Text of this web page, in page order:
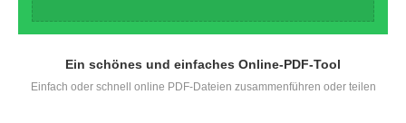
Ein schönes und einfaches Online-PDF-Tool
Einfach oder schnell online PDF-Dateien zusammenführen oder teilen